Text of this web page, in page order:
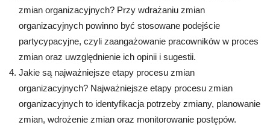
zmian organizacyjnych? Przy wdrażaniu zmian
organizacyjnych powinno być stosowane podejście
partycypacyjne, czyli zaangażowanie pracowników w proces
zmian oraz uwzględnienie ich opinii i sugestii.
Jakie są najważniejsze etapy procesu zmian
organizacyjnych? Najważniejsze etapy procesu zmian
organizacyjnych to identyfikacja potrzeby zmiany, planowanie
zmian, wdrożenie zmian oraz monitorowanie postępów.